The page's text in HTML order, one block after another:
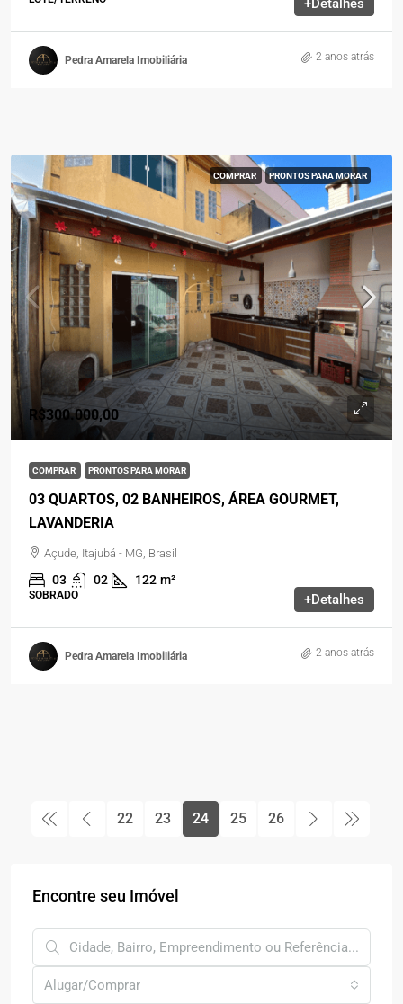
+Detalhes
Pedra Amarela Imobiliária 2 anos atrás
COMPRAR PRONTOS PARA MORAR
R$300.000,00
COMPRAR PRONTOS PARA MORAR
03 QUARTOS, 02 BANHEIROS, ÁREA GOURMET,
LAVANDERIA
Açude, Itajubá - MG, Brasil
03 02 122 m²
SOBRADO +Detalhes
Pedra Amarela Imobiliária 2 anos atrás
22 23 24 25 26
Encontre seu Imóvel
Alugar/Comprar